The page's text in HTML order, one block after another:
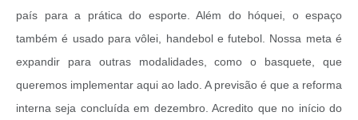
país para a prática do esporte. Além do hóquei, o espaço
também é usado para vôlei, handebol e futebol. Nossa meta é
expandir para outras modalidades, como o basquete, que
queremos implementar aqui ao lado. A previsão é que a reforma
interna seja concluída em dezembro. Acredito que no início do